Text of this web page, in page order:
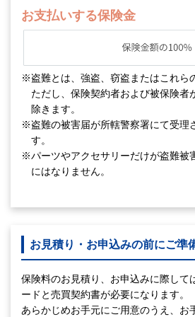
お支払いする保険金
※盗難とは、強盗、窃盗またはこれら
ただし、保険契約者および被保険者
除きます。
※盗難の被害届が所轄警察署にて受理
す。
※パーツやアクセサリーだけが盗難被
にはなりません。
お見積り・お申込みの前にご準
保険料のお見積り、お申込みに際して
ードと売買契約書が必要になります。
あらかじめお手元にご用意のうえ、お